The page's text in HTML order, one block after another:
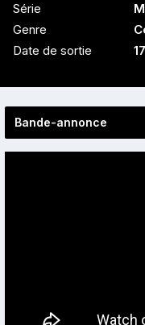
Série
Genre
Date de sortie
Bande-annonce